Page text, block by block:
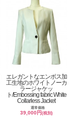
エレガントなエンボス加
工生地のホワイトノーカ
ラージャケッ
ト/Embossing fabric White
Collarless Jacket
通常価格
39,000円 (税別)